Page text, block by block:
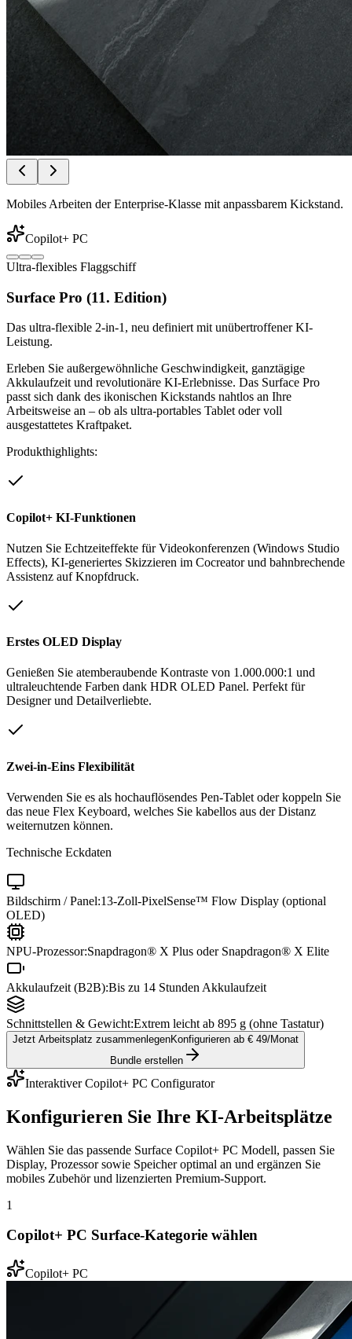
Mobiles Arbeiten der Enterprise-Klasse mit anpassbarem Kickstand.
Copilot+ PC
Ultra-flexibles Flaggschiff
Surface Pro (11. Edition)
Das ultra-flexible 2-in-1, neu definiert mit unübertroffener KI-
Leistung.
Erleben Sie außergewöhnliche Geschwindigkeit, ganztägige
Akkulaufzeit und revolutionäre KI-Erlebnisse. Das Surface Pro
passt sich dank des ikonischen Kickstands nahtlos an Ihre
Arbeitsweise an – ob als ultra-portables Tablet oder voll
ausgestattetes Kraftpaket.
Produkthighlights:
Copilot+ KI-Funktionen
Nutzen Sie Echtzeiteffekte für Videokonferenzen (Windows Studio
Effects), KI-generiertes Skizzieren im Cocreator und bahnbrechende
Assistenz auf Knopfdruck.
Erstes OLED Display
Genießen Sie atemberaubende Kontraste von 1.000.000:1 und
ultraleuchtende Farben dank HDR OLED Panel. Perfekt für
Designer und Detailverliebte.
Zwei-in-Eins Flexibilität
Verwenden Sie es als hochauflösendes Pen-Tablet oder koppeln Sie
das neue Flex Keyboard, welches Sie kabellos aus der Distanz
weiternutzen können.
Technische Eckdaten
Bildschirm / Panel:13-Zoll-PixelSense™ Flow Display (optional
OLED)
NPU-Prozessor:Snapdragon® X Plus oder Snapdragon® X Elite
Akkulaufzeit (B2B):Bis zu 14 Stunden Akkulaufzeit
Schnittstellen & Gewicht:Extrem leicht ab 895 g (ohne Tastatur)
Jetzt Arbeitsplatz zusammenlegenKonfigurieren ab € 49/Monat
Bundle erstellen
Interaktiver Copilot+ PC Configurator
Konfigurieren Sie Ihre KI-Arbeitsplätze
Wählen Sie das passende Surface Copilot+ PC Modell, passen Sie
Display, Prozessor sowie Speicher optimal an und ergänzen Sie
mobiles Zubehör und lizenzierten Premium-Support.
1
Copilot+ PC Surface-Kategorie wählen
Copilot+ PC